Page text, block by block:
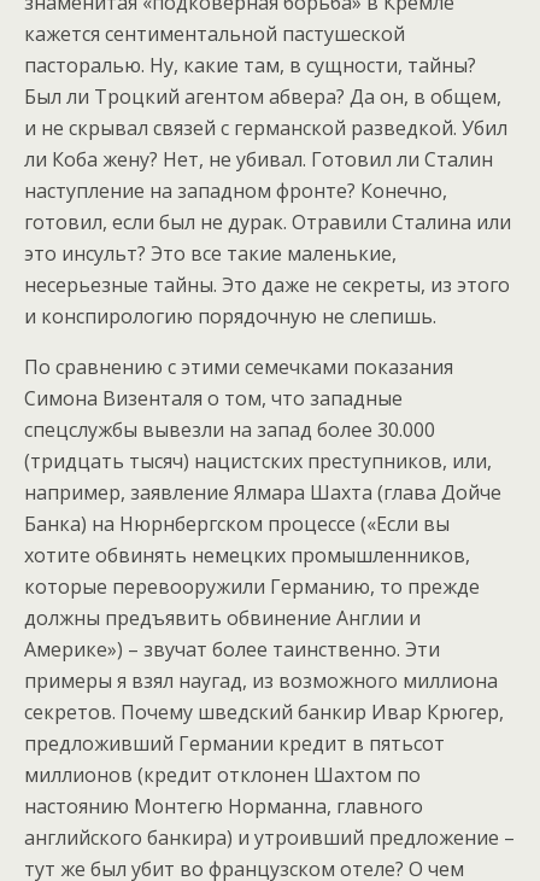
кажется сентиментальной пастушеской
пасторалью. Ну, какие там, в сущности, тайны?
Был ли Троцкий агентом абвера? Да он, в общем,
и не скрывал связей с германской разведкой. Убил
ли Коба жену? Нет, не убивал. Готовил ли Сталин
наступление на западном фронте? Конечно,
готовил, если был не дурак. Отравили Сталина или
это инсульт? Это все такие маленькие,
несерьезные тайны. Это даже не секреты, из этого
и конспирологию порядочную не слепишь.
По сравнению с этими семечками показания
Симона Визенталя о том, что западные
спецслужбы вывезли на запад более 30.000
(тридцать тысяч) нацистских преступников, или,
например, заявление Ялмара Шахта (глава Дойче
Банка) на Нюрнбергском процессе («Если вы
хотите обвинять немецких промышленников,
которые перевооружили Германию, то прежде
должны предъявить обвинение Англии и
Америке») – звучат более таинственно. Эти
примеры я взял наугад, из возможного миллиона
секретов. Почему шведский банкир Ивар Крюгер,
предложивший Германии кредит в пятьсот
миллионов (кредит отклонен Шахтом по
настоянию Монтегю Норманна, главного
английского банкира) и утроивший предложение –
тут же был убит во французском отеле? О чем